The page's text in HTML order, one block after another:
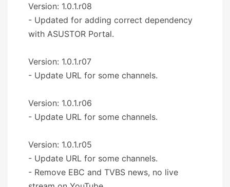
Version: 1.0.1.r08
- Updated for adding correct dependency
with ASUSTOR Portal.
Version: 1.0.1.r07
- Update URL for some channels.
Version: 1.0.1.r06
- Update URL for some channels.
Version: 1.0.1.r05
- Update URL for some channels.
- Remove EBC and TVBS news, no live